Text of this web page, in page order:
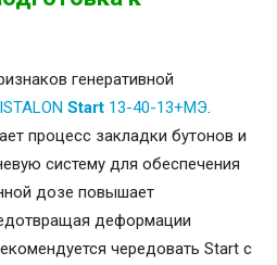
генеративной
Start 13-40-13+МЭ.
процесс закладки бутонов и
систему для обеспечения
дозе повышает
деформации
чередовать Start с